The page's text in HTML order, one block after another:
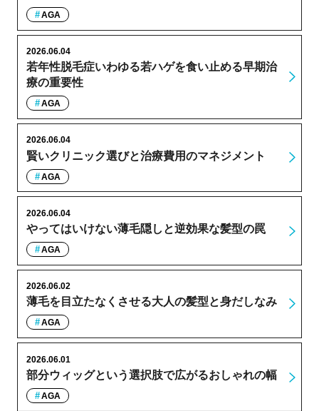
AGA
若年性脱毛症いわゆる若ハゲを食い止める早期治
療の重要性
2026.06.04
AGA
賢いクリニック選びと治療費用のマネジメント
2026.06.04
AGA
やってはいけない薄毛隠しと逆効果な髪型の罠
2026.06.04
AGA
薄毛を目立たなくさせる大人の髪型と身だしなみ
2026.06.02
AGA
部分ウィッグという選択肢で広がるおしゃれの幅
2026.06.01
AGA